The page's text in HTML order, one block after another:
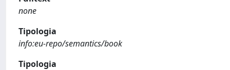
none
Tipologia
info:eu-repo/semantics/book
Tipologia